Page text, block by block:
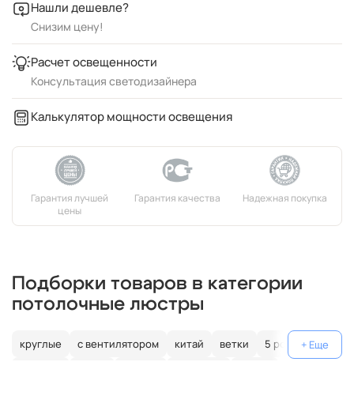
Нашли дешевле?
Снизим цену!
Расчет освещенности
Консультация светодизайнера
Калькулятор мощности освещения
Подборки товаров в категории
потолочные люстры
круглые с вентилятором китай ветки
5 рожков